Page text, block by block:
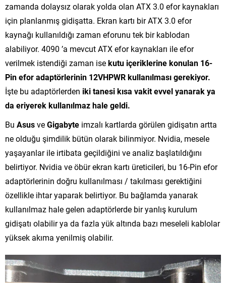
zamanda dolaysız olarak yolda olan ATX 3.0 efor kaynakları
için planlanmış gidişatta. Ekran kartı bir ATX 3.0 efor
kaynağı kullanıldığı zaman eforunu tek bir kablodan
alabiliyor. 4090 ’a mevcut ATX efor kaynakları ile efor
verilmek istendiği zaman isekutu içeriklerine konulan 16-
Pin efor adaptörlerinin 12VHPWR kullanılması gerekiyor.
İşte bu adaptörlerden iki tanesi kısa vakit evvel yanarak ya
da eriyerek kullanılmaz hale geldi.
Bu AsusveGigabyte imzalı kartlarda görülen gidişatın artta
ne olduğu şimdilik bütün olarak bilinmiyor. Nvidia, mesele
yaşayanlar ile irtibata geçildiğini ve analiz başlatıldığını
belirtiyor. Nvidia ve öbür ekran kartı üreticileri, bu 16-Pin efor
adaptörlerinin doğru kullanılması / takılması gerektiğini
özellikle ihtar yaparak belirtiyor. Bu bağlamda yanarak
kullanılmaz hale gelen adaptörlerde bir yanlış kurulum
gidişatı olabilir ya da fazla yük altında bazı meseleli kablolar
yüksek akıma yenilmiş olabilir.